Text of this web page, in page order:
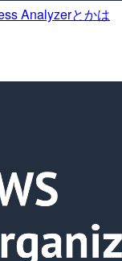
Analyzerとかは